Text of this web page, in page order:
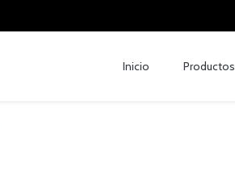
Inicio Productos